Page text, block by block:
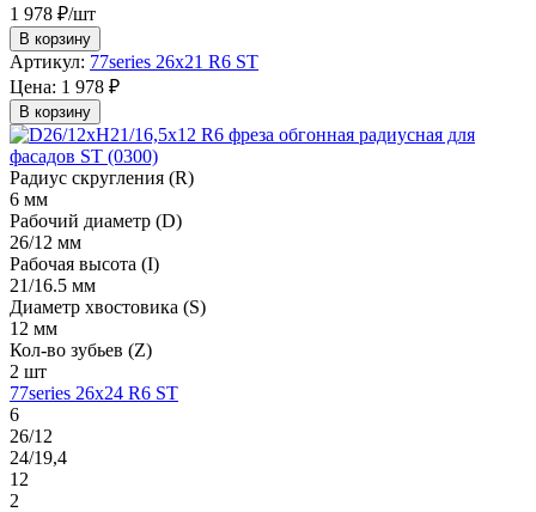
1 978 ₽/шт
В корзину
Артикул: 77series 26х21 R6 ST
Цена: 1 978 ₽
В корзину
Радиус скругления (R)
6 мм
Рабочий диаметр (D)
26/12 мм
Рабочая высота (I)
21/16.5 мм
Диаметр хвостовика (S)
12 мм
Кол-во зубьев (Z)
2 шт
77series 26х24 R6 ST
6
26/12
24/19,4
12
2